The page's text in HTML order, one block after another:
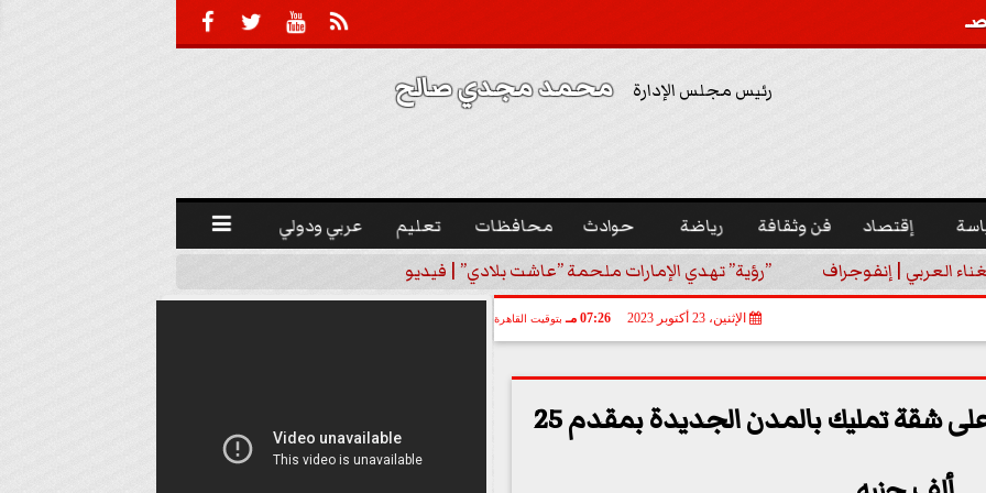
  

رئيس مجلس الإدارة محمد مجدي صالح
إقتصاد فن وثقافة رياضة حوادث محافظات تعليم عربي ودولي 
العربي | إنفوجراف ”رؤية” تهدي الإمارات ملحمة ”عاشت بلادي” | فيديو
الإثنين، 23 أكتوبر 2023 07:26 مـ بتوقيت القاهرة
للمطلقات.. فرصة للحصول على شقة تمليك بالمدن الجديدة بمقدم 25